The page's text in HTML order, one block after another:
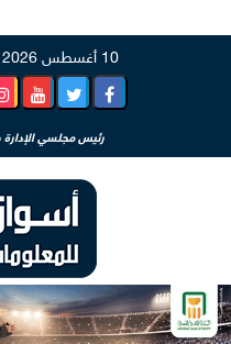
10 أغسطس 2026
رئيس مجلسي الإدارة